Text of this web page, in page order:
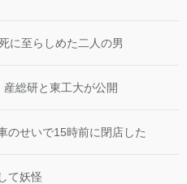
に至らしめた二人の男
総研と東工大が公開
のせいで15時前に閉店した
て妖怪